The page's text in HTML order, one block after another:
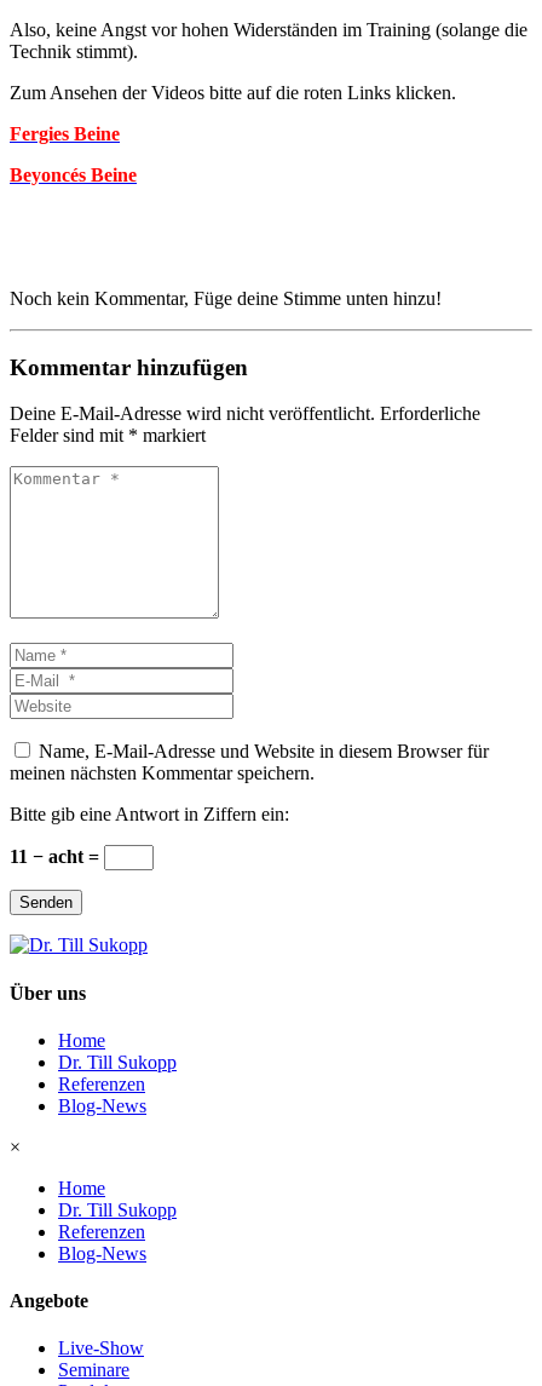
Also, keine Angst vor hohen Widerständen im Training (solange die
Technik stimmt).
Zum Ansehen der Videos bitte auf die roten Links klicken.
Fergies Beine
Beyoncés Beine
Noch kein Kommentar, Füge deine Stimme unten hinzu!
Kommentar hinzufügen
Deine E-Mail-Adresse wird nicht veröffentlicht. Erforderliche
Felder sind mit * markiert
Kommentar
Name
*E-
Mail
*
Website
Name, E-Mail-Adresse und Website in diesem Browser für
meinen nächsten Kommentar speichern.
Bitte gib eine Antwort in Ziffern ein:
11 − acht =
Senden
Über uns
Home
Dr. Till Sukopp
Referenzen
Blog-News
×
Home
Dr. Till Sukopp
Referenzen
Blog-News
Angebote
Live-Show
Seminare